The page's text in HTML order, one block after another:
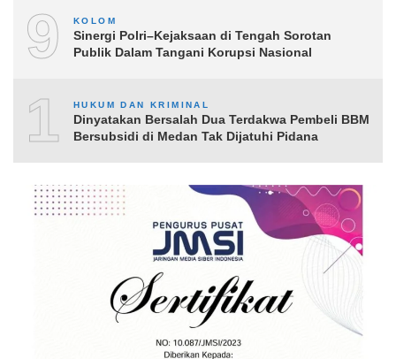
9 KOLOM
Sinergi Polri–Kejaksaan di Tengah Sorotan
Publik Dalam Tangani Korupsi Nasional
10HUKUM DAN KRIMINAL
Dinyatakan Bersalah Dua Terdakwa Pembeli BBM
Bersubsidi di Medan Tak Dijatuhi Pidana